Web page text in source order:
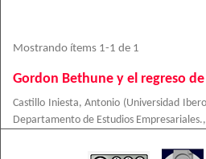
Mostrando ítems 1-1 de 1
Gordon Bethune y el regreso
Castillo Iniesta, Antonio (Universidad
Departamento de Estudios Empresariales.,